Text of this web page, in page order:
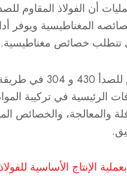
المغناطيسية ويوفر
تتطلب خصائص مغناطيسية.
الفولاذ المقاوم للصدأ
الرئيسية في تركيبة
والمعالجة، والخصائص
الإنتاج الأساسية